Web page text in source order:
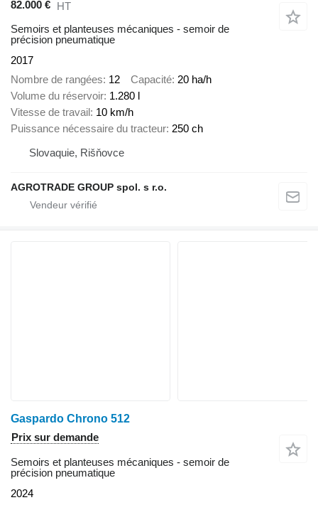
82.000 € HT
Semoirs et planteuses mécaniques - semoir de
précision pneumatique
2017
Nombre de rangées 12 Capacité 20 ha/h
Volume du réservoir 1.280 l
Vitesse de travail 10 km/h
Puissance nécessaire du tracteur 250 ch
Slovaquie, Rišňovce
AGROTRADE GROUP spol. s r.o.
Gaspardo Chrono 512
Prix sur demande
Semoirs et planteuses mécaniques - semoir de
précision pneumatique
2024